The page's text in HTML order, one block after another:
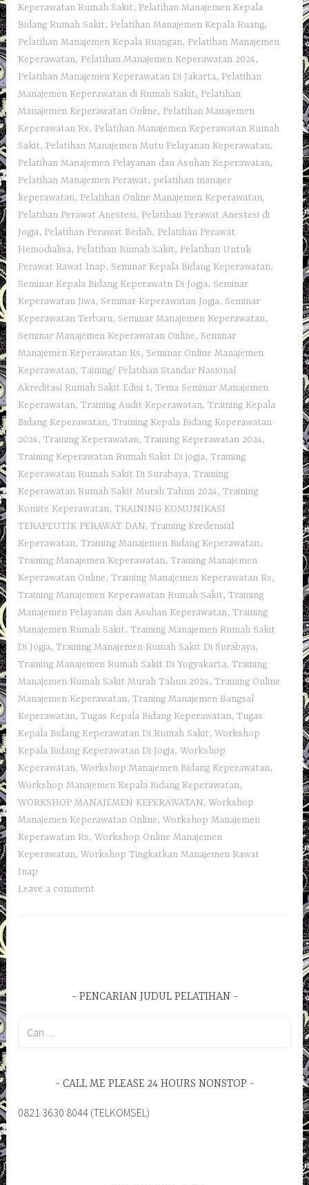
Keperawatan Rumah Sakit, Pelatihan Manajemen Kepala
Bidang Rumah Sakit, Pelatihan Manajemen Kepala Ruang,
Pelatihan Manajemen Kepala Ruangan, Pelatihan Manajemen
Keperawatan, Pelatihan Manajemen Keperawatan 2024,
Pelatihan Manajemen Keperawatan Di Jakarta, Pelatihan
Manajemen Keperawatan di Rumah Sakit, Pelatihan
Manajemen Keperawatan Online, Pelatihan Manajemen
Keperawatan Rs, Pelatihan Manajemen Keperawatan Rumah
Sakit, Pelatihan Manajemen Mutu Pelayanan Keperawatan,
Pelatihan Manajemen Pelayanan dan Asuhan Keperawatan,
Pelatihan Manajemen Perawat, pelatihan manajer
keperawatan, Pelatihan Online Manajemen Keperawatan,
Pelatihan Perawat Anestesi, Pelatihan Perawat Anestesi di
Jogja, Pelatihan Perawat Bedah, Pelatihan Perawat
Hemodialisa, Pelatihan Rumah Sakit‎, Pelatihan Untuk
Perawat Rawat Inap, Seminar Kepala Bidang Keperawatan,
Seminar Kepala Bidang Keperawatn Di Jogja, Seminar
Keperawatan Jiwa, Seminar Keperawatan Jogja, Seminar
Keperawatan Terbaru, Seminar Manajemen Keperawatan,
Seminar Manajemen Keperawatan Online, Seminar
Manajemen Keperawatan Rs, Seminar Online Manajemen
Keperawatan,Taining/ Pelatihan Standar Nasional
Akreditasi Rumah Sakit Edisi 1,Tema Seminar Manajemen
Keperawatan,Training Audit Keperawatan,Training Kepala
Bidang Keperawatan,Training Kepala Bidang Keperawatan
2024,Training Keperawatan,Training Keperawatan 2024,
Training Keperawatan Rumah Sakit Di jogja,Training
Keperawatan Rumah Sakit Di Surabaya,Training
Keperawatan Rumah Sakit Murah Tahun 2024,Training
Komite Keperawatan,TRAINING KOMUNIKASI
TERAPEUTIK PERAWAT DAN,Training Kredensial
Keperawatan,Training Manajemen Bidang Keperawatan,
Training Manajemen Keperawatan,Training Manajemen
Keperawatan Online,Training Manajemen Keperawatan Rs,
Training Manajemen Keperawatan Rumah Sakit,Training
Manajemen Pelayanan dan Asuhan Keperawatan,Training
Manajemen Rumah Sakit,Training Manajemen Rumah Sakit
Di Jogja,Training Manajemen Rumah Sakit Di Surabaya,
Training Manajemen Rumah Sakit Di Yogyakarta,Training
Manajemen Rumah Sakit Murah Tahun 2024,Training Online
Manajemen Keperawatan,Traning Manajemen Bangsal
Keperawatan,Tugas Kepala Bidang Keperawatan,Tugas
Kepala Bidang Keperawatan Di Rumah Sakit,Workshop
Kepala Bidang Keperawatan Di Jogja,Workshop
Keperawatan,Workshop Manajemen Bidang Keperawatan,
Workshop Manajemen Kepala Bidang Keperawatan,
WORKSHOP MANAJEMEN KEPERAWATAN,Workshop
Manajemen Keperawatan Online,Workshop Manajemen
Keperawatan Rs,Workshop Online Manajemen
Keperawatan,Workshop Tingkatkan Manajemen Rawat
Inap
Leave a comment
PENCARIAN JUDUL PELATIHAN
CALL ME PLEASE 24 HOURS NONSTOP
0821 3630 8044 (TELKOMSEL)